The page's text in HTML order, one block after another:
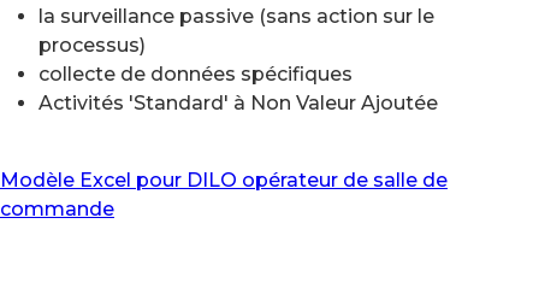
la surveillance passive (sans action sur le
processus)
collecte de données spécifiques
Activités 'Standard' à Non Valeur Ajoutée
Modèle Excel pour DILO opérateur de salle de
commande